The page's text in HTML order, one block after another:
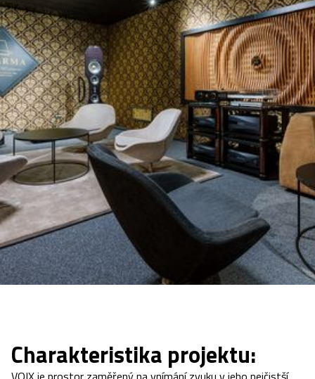
Charakteristika projektu: